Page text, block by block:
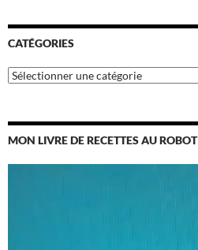
CATÉGORIES
Catégories
MON LIVRE DE RECETTES AU ROBOT